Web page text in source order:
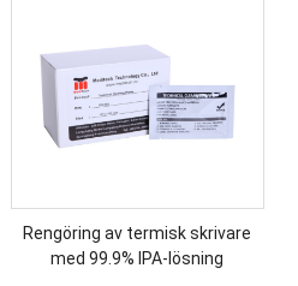
Rengöring av termisk skrivare
med 99.9% IPA-lösning